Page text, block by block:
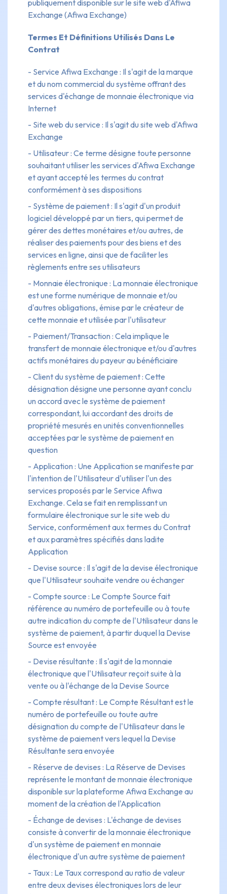
publiquement disponible sur le site web d'Afiwa
Exchange (Afiwa Exchange)
Termes Et Définitions Utilisés Dans Le
Contrat
- Service Afiwa Exchange : Il s'agit de la marque
et du nom commercial du système offrant des
services d'échange de monnaie électronique via
Internet
- Site web du service : Il s'agit du site web d'Afiwa
Exchange
- Utilisateur : Ce terme désigne toute personne
souhaitant utiliser les services d'Afiwa Exchange
et ayant accepté les termes du contrat
conformément à ses dispositions
- Système de paiement : Il s'agit d'un produit
logiciel développé par un tiers, qui permet de
gérer des dettes monétaires et/ou autres, de
réaliser des paiements pour des biens et des
services en ligne, ainsi que de faciliter les
règlements entre ses utilisateurs
- Monnaie électronique : La monnaie électronique
est une forme numérique de monnaie et/ou
d'autres obligations, émise par le créateur de
cette monnaie et utilisée par l'utilisateur
- Paiement/Transaction : Cela implique le
transfert de monnaie électronique et/ou d'autres
actifs monétaires du payeur au bénéficiaire
- Client du système de paiement : Cette
désignation désigne une personne ayant conclu
un accord avec le système de paiement
correspondant, lui accordant des droits de
propriété mesurés en unités conventionnelles
acceptées par le système de paiement en
question
- Application : Une Application se manifeste par
l'intention de l'Utilisateur d'utiliser l'un des
services proposés par le Service Afiwa
Exchange. Cela se fait en remplissant un
formulaire électronique sur le site web du
Service, conformément aux termes du Contrat
et aux paramètres spécifiés dans ladite
Application
- Devise source : Il s'agit de la devise électronique
que l'Utilisateur souhaite vendre ou échanger
- Compte source : Le Compte Source fait
référence au numéro de portefeuille ou à toute
autre indication du compte de l'Utilisateur dans le
système de paiement, à partir duquel la Devise
Source est envoyée
- Devise résultante : Il s'agit de la monnaie
électronique que l'Utilisateur reçoit suite à la
vente ou à l'échange de la Devise Source
- Compte résultant : Le Compte Résultant est le
numéro de portefeuille ou toute autre
désignation du compte de l'Utilisateur dans le
système de paiement vers lequel la Devise
Résultante sera envoyée
- Réserve de devises : La Réserve de Devises
représente le montant de monnaie électronique
disponible sur la plateforme Afiwa Exchange au
moment de la création de l'Application
- Échange de devises : L'échange de devises
consiste à convertir de la monnaie électronique
d'un système de paiement en monnaie
électronique d'un autre système de paiement
- Taux : Le Taux correspond au ratio de valeur
entre deux devises électroniques lors de leur